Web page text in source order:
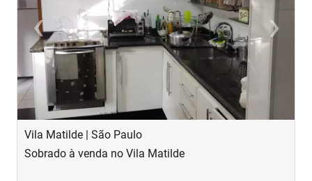
‹Previous ›Next
Vila Matilde | São Paulo
Sobrado à venda no Vila Matilde